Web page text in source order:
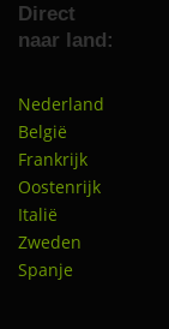
Direct
naar land:
Nederland
België
Frankrijk
Oostenrijk
Italië
Zweden
Spanje